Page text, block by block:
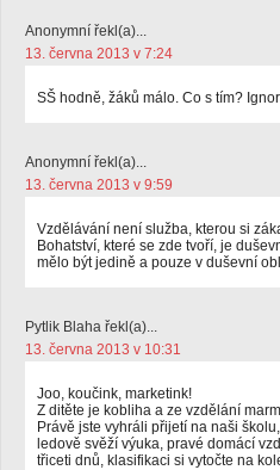
Anonymní řekl(a)...
13. června 2013 v 7:24
SŠ hodně, žáků málo. Co s tím?
Anonymní řekl(a)...
13. června 2013 v 9:59
Vzdělávání není služba, kterou si
Bohatství, které se zde tvoří, je
mělo být jedině a pouze v duševní
Pytlik Blaha řekl(a)...
13. června 2013 v 10:31
Joo, koučink, marketink!
Z ditěte je kobliha a ze vzdělání
Právě jste vyhráli přijetí na naši
ledově svěží výuka, pravé domácí
třiceti dnů, klasifikaci si vytočte na